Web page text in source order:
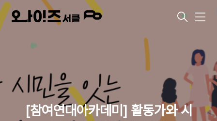
메
[참여연대아카데미] 활동가와 시